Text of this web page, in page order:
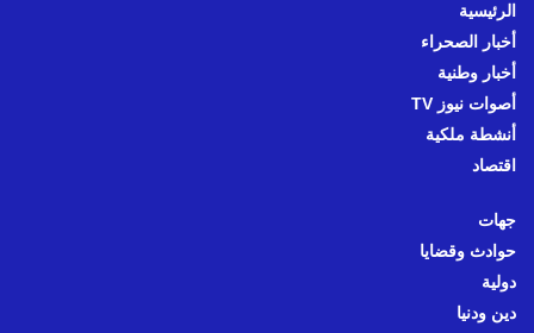
الرئيسية
أخبار الصحراء
أخبار وطنية
أصوات نيوز TV
أنشطة ملكية
اقتصاد
جهات
حوادث وقضايا
دولية
دين ودنيا